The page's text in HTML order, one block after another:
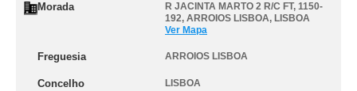
Morada
R JACINTA MARTO 2 R/C FT, 1150-
192, ARROIOS LISBOA, LISBOA
Ver Mapa
Freguesia ARROIOS LISBOA
Concelho LISBOA